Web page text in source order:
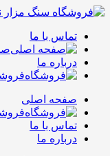
تماس با ما
درباره ما
صفحه اصلی
تماس با ما
درباره ما